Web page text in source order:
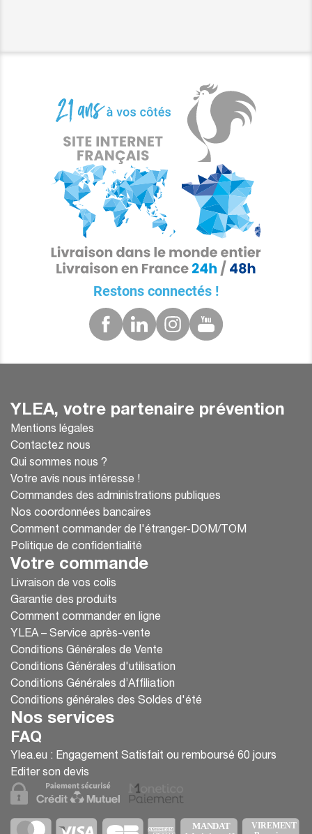
Restons connectés !
YLEA, votre partenaire prévention
Mentions légales
Contactez nous
Qui sommes nous ?
Votre avis nous intéresse !
Commandes des administrations publiques
Nos coordonnées bancaires
Comment commander de l'étranger-DOM/TOM
Politique de confidentialité
Votre commande
Livraison de vos colis
Garantie des produits
Comment commander en ligne
YLEA – Service après-vente
Conditions Générales de Vente
Conditions Générales d'utilisation
Conditions Générales d’Affiliation
Conditions générales des Soldes d'été
Nos services
FAQ
Ylea.eu : Engagement Satisfait ou remboursé 60 jours
Editer son devis